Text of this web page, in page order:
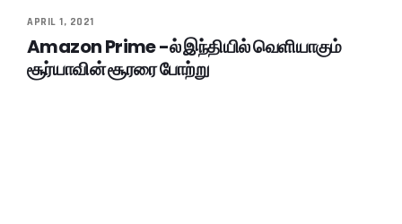
APRIL 1, 2021
Amazon Prime -ல் இந்தியில் வெளியாகும்
சூர்யாவின் சூரரை போற்று